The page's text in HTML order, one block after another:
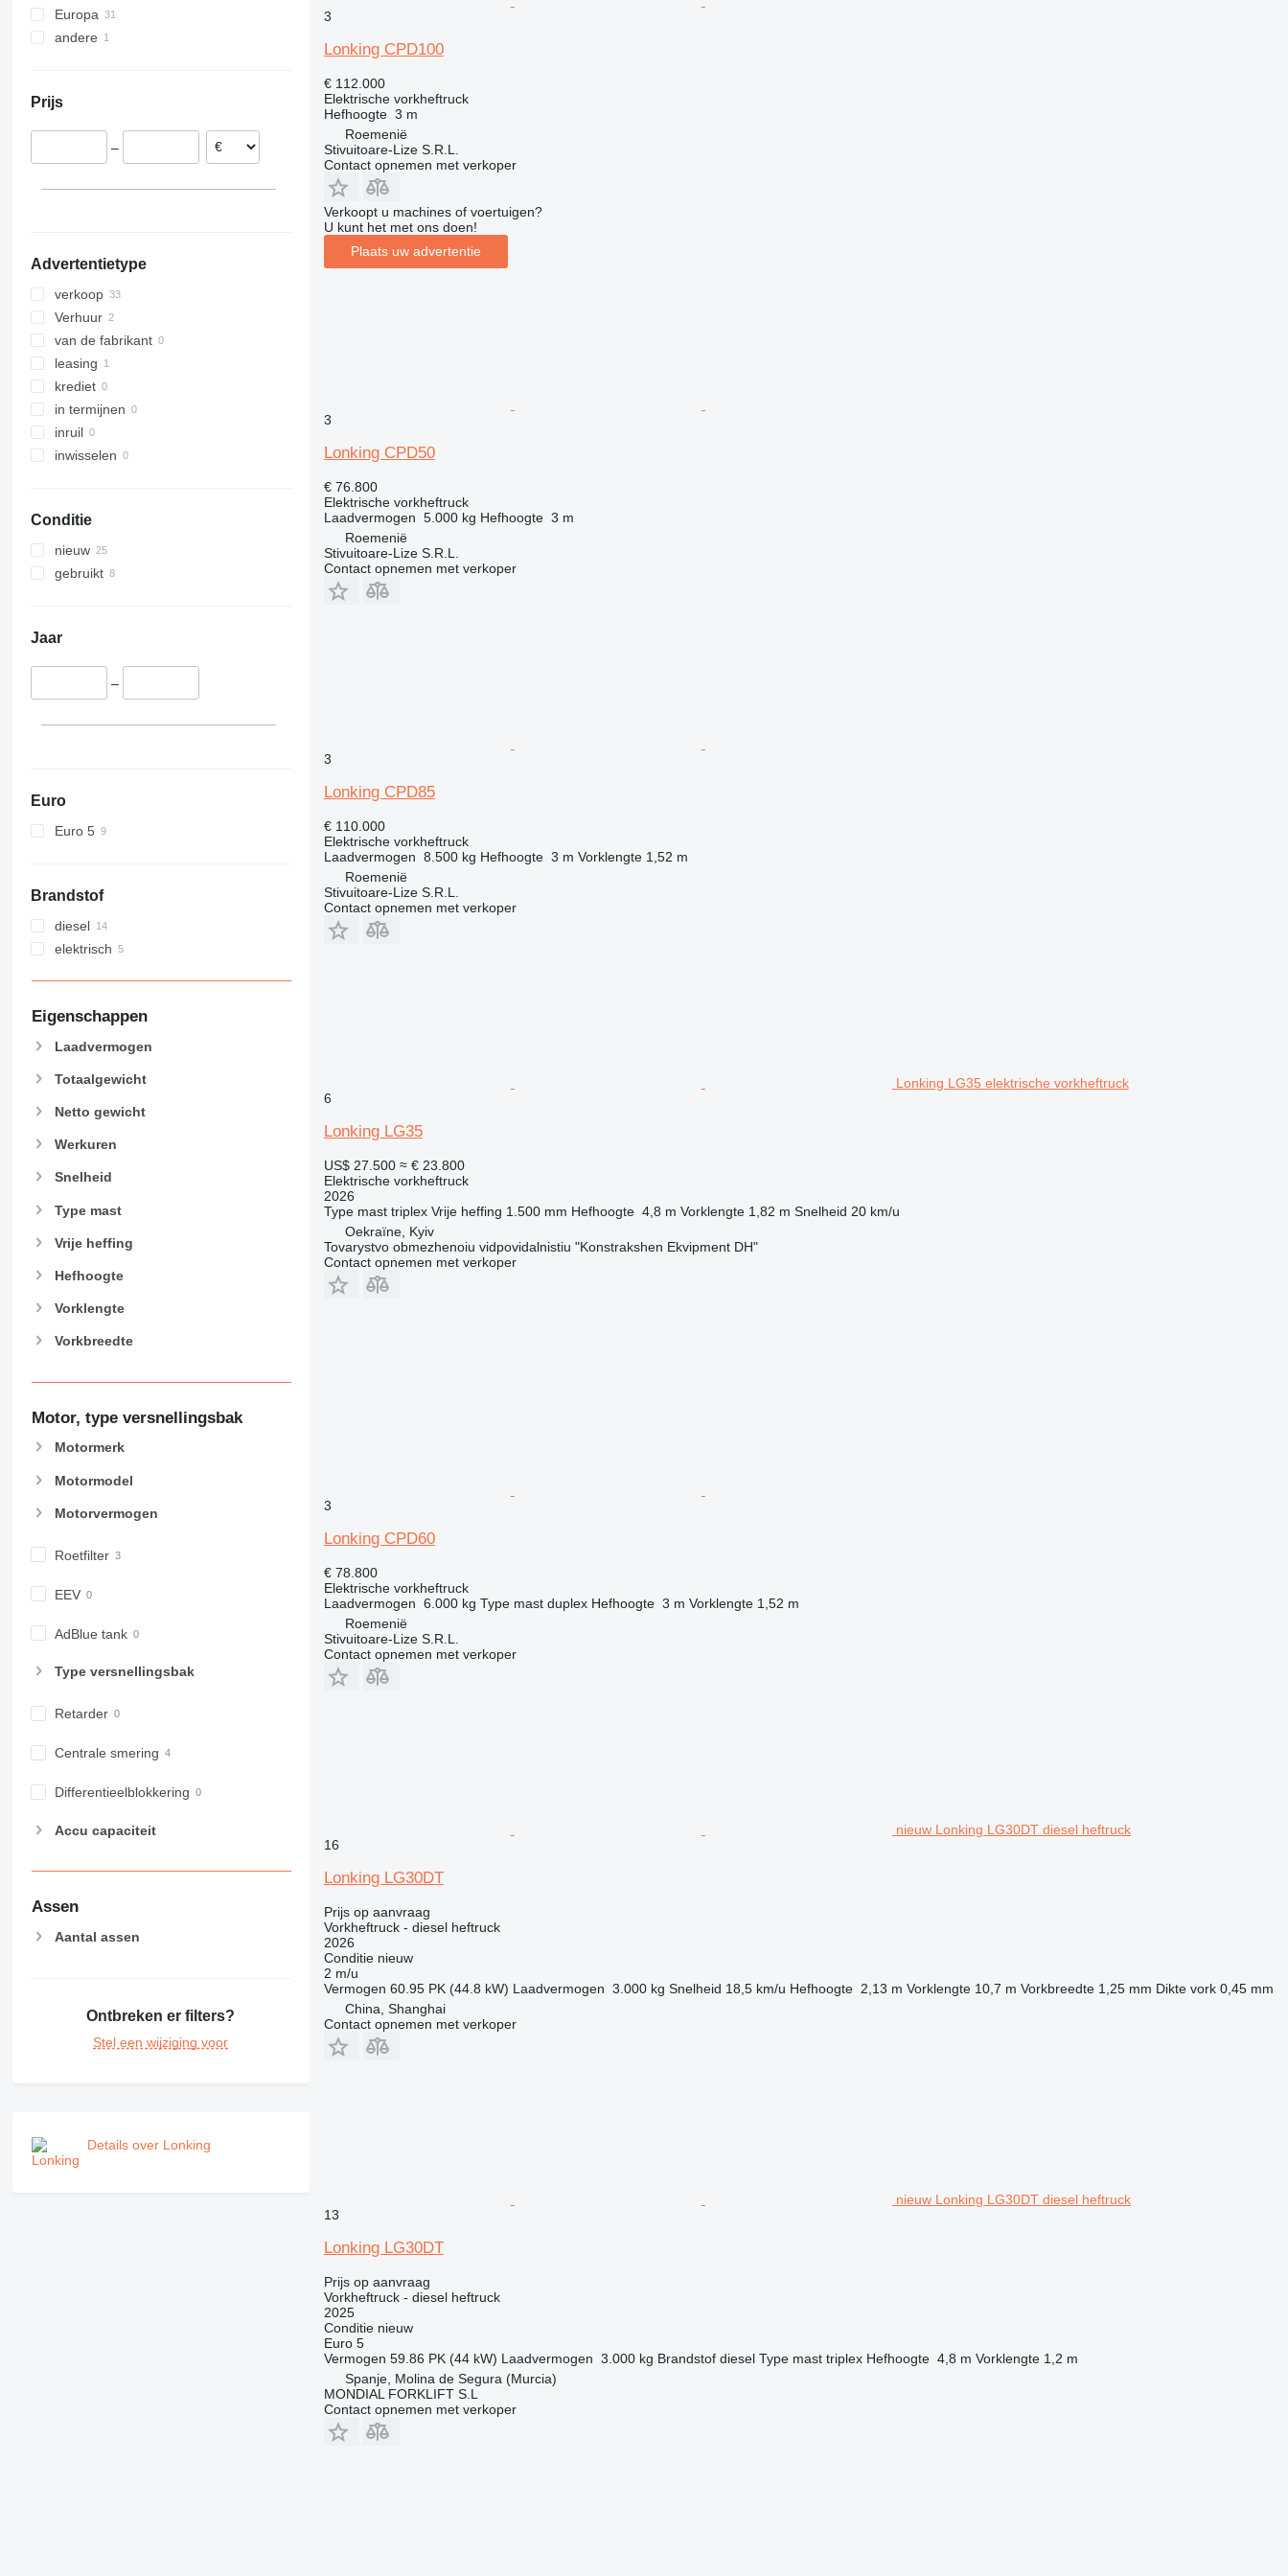
541
550
926
ERE
ERV
ETM
V-series
W-series
P-series
ULM
EXV
FM
Kanvan
RC
RX
SXD
SXH
32120
42120
8FB
8FD
SPE
Europa
Spanje
andere
Prijs
–
Advertentietype
verkoop
Verhuur
van de fabrikant
leasing
krediet
in termijnen
inruil
inwisselen
Conditie
nieuw
gebruikt
Jaar
–
Euro
Euro 5
Brandstof
diesel
elektrisch
Eigenschappen
Laadvermogen
Totaalgewicht
Netto gewicht
Werkuren
Snelheid
Type mast
Vrije heffing
Hefhoogte
Vorklengte
Vorkbreedte
Motor, type versnellingsbak
Motormerk
Motormodel
Motorvermogen
Roetfilter
EEV
AdBlue tank
Type versnellingsbak
Retarder
Centrale smering
Differentieelblokkering
Accu capaciteit
Assen
Aantal assen
Ontbreken er filters?
Stel een wijziging voor
Details over Lonking
3
Lonking CPD100
€ 112.000
Elektrische vorkheftruck
Hefhoogte 3 m
Roemenië
Stivuitoare-Lize S.R.L.
Contact opnemen met verkoper
Verkoopt u machines of voertuigen?
U kunt het met ons doen!
Plaats uw advertentie
3
Lonking CPD50
€ 76.800
Elektrische vorkheftruck
Laadvermogen 5.000 kg Hefhoogte 3 m
Roemenië
Stivuitoare-Lize S.R.L.
Contact opnemen met verkoper
3
Lonking CPD85
€ 110.000
Elektrische vorkheftruck
Laadvermogen 8.500 kg Hefhoogte 3 m Vorklengte 1,52 m
Roemenië
Stivuitoare-Lize S.R.L.
Contact opnemen met verkoper
Lonking LG35 elektrische vorkheftruck
6
Lonking LG35
US$ 27.500 ≈ € 23.800
Elektrische vorkheftruck
2026
Type mast triplex Vrije heffing 1.500 mm Hefhoogte 4,8 m Vorklengte 1,82 m Snelheid 20 km/u
Oekraïne, Kyiv
Tovarystvo obmezhenoiu vidpovidalnistiu "Konstrakshen Ekvipment DH"
Contact opnemen met verkoper
3
Lonking CPD60
€ 78.800
Elektrische vorkheftruck
Laadvermogen 6.000 kg Type mast duplex Hefhoogte 3 m Vorklengte 1,52 m
Roemenië
Stivuitoare-Lize S.R.L.
Contact opnemen met verkoper
nieuw Lonking LG30DT diesel heftruck
16
Lonking LG30DT
Prijs op aanvraag
Vorkheftruck - diesel heftruck
2026
Conditienieuw
2 m/u
Vermogen 60.95 PK (44.8 kW) Laadvermogen 3.000 kg Snelheid 18,5 km/u Hefhoogte 2,13 m Vorklengte 10,7 m Vorkbreedte 1,25 mm Dikte vork 0,45 mm
China, Shanghai
Contact opnemen met verkoper
nieuw Lonking LG30DT diesel heftruck
13
Lonking LG30DT
Prijs op aanvraag
Vorkheftruck - diesel heftruck
2025
Conditienieuw
Euro 5
Vermogen 59.86 PK (44 kW) Laadvermogen 3.000 kg Brandstof diesel Type mast triplex Hefhoogte 4,8 m Vorklengte 1,2 m
Spanje, Molina de Segura (Murcia)
MONDIAL FORKLIFT S.L
Contact opnemen met verkoper